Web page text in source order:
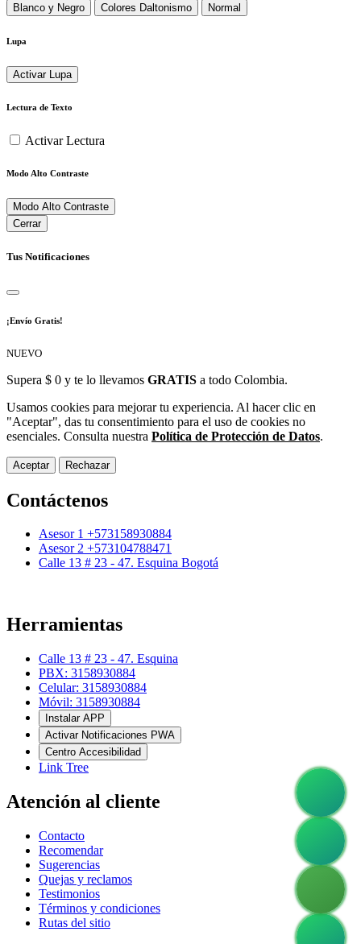
Blanco y Negro Colores Daltonismo Normal
Lupa
Activar Lupa
Lectura de Texto
Activar Lectura
Modo Alto Contraste
Modo Alto Contraste
Cerrar
Tus Notificaciones
¡Envío Gratis!
NUEVO
Supera $ 0 y te lo llevamos GRATIS a todo Colombia.
Usamos cookies para mejorar tu experiencia. Al hacer clic en
"Aceptar", das tu consentimiento para el uso de cookies no
esenciales. Consulta nuestra Política de Protección de Datos.
Aceptar Rechazar
Contáctenos
Asesor 1 +573158930884
Asesor 2 +573104788471
Calle 13 # 23 - 47. Esquina Bogotá
Herramientas
Calle 13 # 23 - 47. Esquina
PBX: 3158930884
Celular: 3158930884
Móvil: 3158930884
Instalar APP
Activar Notificaciones PWA
Centro Accesibilidad
Link Tree
Atención al cliente
Contacto
Recomendar
Sugerencias
Quejas y reclamos
Testimonios
Términos y condiciones
Rutas del sitio